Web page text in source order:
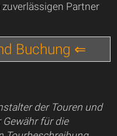
Partner
Buchung ⇐
der Touren und
für die